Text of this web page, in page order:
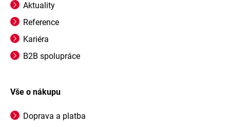
Aktuality
Reference
Kariéra
B2B spolupráce
Vše o nákupu
Doprava a platba